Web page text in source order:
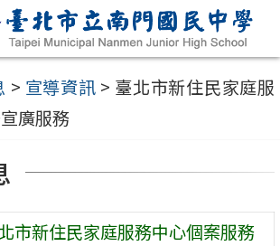
> 宣導資訊 > 臺北市新住民家庭服
廣服務
市新住民家庭服務中心個案服務